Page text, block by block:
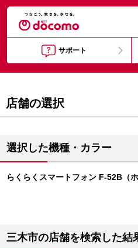
サポート
店舗の選択
選択した機種・カラー
らくらくスマートフォン F-52B（ホ
三木市の店舗を検索した結